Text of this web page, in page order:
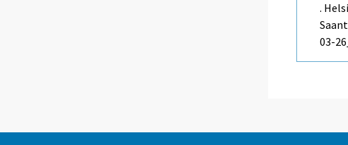
.
03-